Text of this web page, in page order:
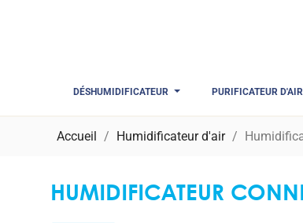
DÉSHUMIDIFICATEUR PURIFICATEUR D'AIR
Accueil Humidificateur d'air
HUMIDIFICATEUR